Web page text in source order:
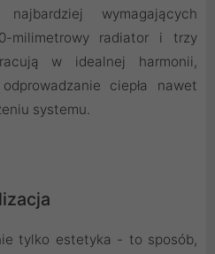
wymagających
milimetrowy radiator i trzy
w idealnej harmonii,
ciepła nawet
systemu.
tylko estetyka - to sposób,